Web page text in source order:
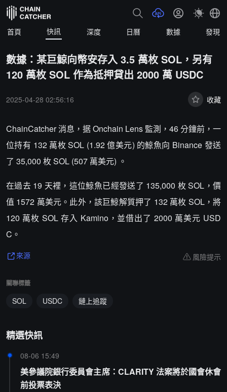
首頁 快訊 深度 日曆 數據 發現
數據：某巨鯨向幣安存入 3.5 萬枚 SOL，另有
120 萬枚 SOL 作為抵押貸出 2000 萬 USDC
2025-04-28 02:56:16 收藏
ChainCatcher 消息，据 Onchain Lens 監測，46 分鐘前，一
位持有 132 萬枚 SOL (1.92 億美元) 的鯨魚向 Binance 發送
了 35,000 枚 SOL (507 萬美元) 。
在過去 19 天裡，這位鯨魚已經發送了 135,000 枚 SOL，價
值 1572 萬美元。此外，該巨鯨解質押了 132 萬枚 SOL，將
120 萬枚 SOL 存入 Kamino，並借出了 2000 萬美元 USD
C。
來源 風險提示
關聯標籤
SOL USDC 鏈上追蹤
精選快訊
08-06 15:49
美參議院銀行委員會主席：CLARITY 法案將於國會休會
前投票表決